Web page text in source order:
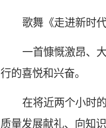
歌舞《走进新时代
一首慷慨激昂、
行的喜悦和兴奋。
在将近两个小时
质量发展献礼、向知